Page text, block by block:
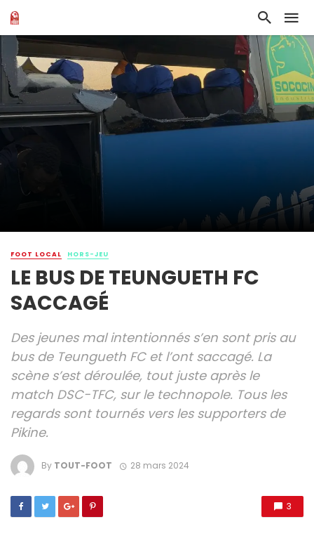
FOOT LOCAL HORS-JEU
LE BUS DE TEUNGUETH FC
SACCAGÉ
Des jeunes mal intentionnés s’en sont pris au
bus de Teungueth FC et l’ont saccagé. La
scène s’est déroulée, tout juste après le
match DSC-TFC, sur le technopole. Tous les
regards sont tournés vers les supporters de
Pikine.
By TOUT-FOOT 28 mars 2024
3